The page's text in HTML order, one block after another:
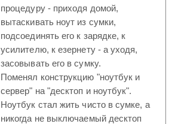
процедуру - приходя домой,
вытаскивать ноут из сумки,
подсоединять его к зарядке, к
усилителю, к езернету - а уходя,
засовывать его в сумку.
Поменял конструкцию "ноутбук и
сервер" на "десктоп и ноутбук".
Ноутбук стал жить чисто в сумке, а
никогда не выключаемый десктоп